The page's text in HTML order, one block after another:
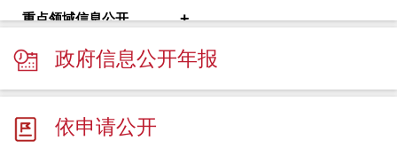
重点领域信息公开
+
政府信息公开年报
依申请公开